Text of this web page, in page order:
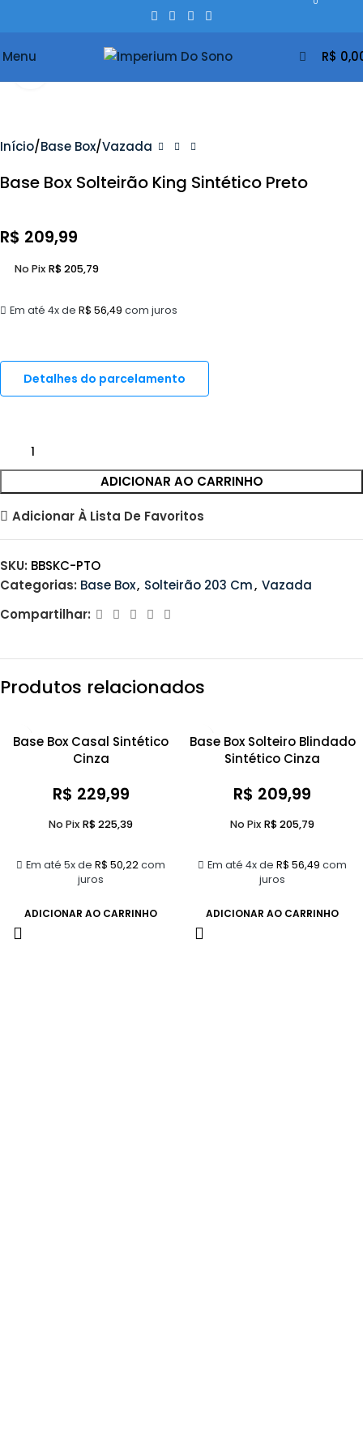
Menu R$
Início Base Box Vazada
Base Box Solteirão King Sintético Preto
R$ 209,99
Em até 4x de R$ 56,49 com juros
No Pix R$205,79
Detalhes do parcelamento
ADICIONAR AO CARRINHO
Adicionar À Lista De Favoritos
SKU: BBSKC-PTO
Categorias: Base Box, Solteirão 203 Cm, Vazada
Compartilhar:
Produtos relacionados
Base Box Casal Sintético
Cinza
R$ 229,99
Em até 5x de R$ 50,22com
juros
No Pix R$225,39
ADICIONAR AO CARRINHO
Base Box Solteiro Blindado
Sintético Cinza
R$ 209,99
Em até 4x de R$ 56,49 com
juros
No Pix R$205,79
ADICIONAR AO CARRINHO